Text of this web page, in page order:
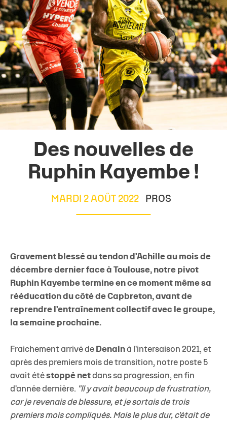
Des nouvelles de
Ruphin Kayembe !
MARDI 2 AOÛT 2022 PROS
Gravement blessé au tendon d'Achille au mois de
décembre dernier face à Toulouse, notre pivot
Ruphin Kayembe termine en ce moment même sa
rééducation du côté de Capbreton, avant de
reprendre l'entraînement collectif avec le groupe,
la semaine prochaine.
Fraichement arrivé de Denain à l'intersaison 2021, et
après des premiers mois de transition, notre poste 5
avait été stoppé net dans sa progression, en fin
d'année dernière. "Il y avait beaucoup de frustration,
car je revenais de blessure, et je sortais de trois
premiers mois compliqués. Mais le plus dur, c'était de